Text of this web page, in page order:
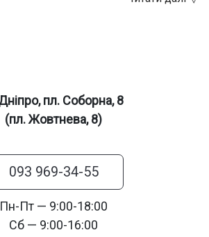
пл. Соборна, 8
(пл. Жовтнева, 8)
093 969-34-55
Пн-Пт — 9:00-18:00
Сб — 9:00-16:00